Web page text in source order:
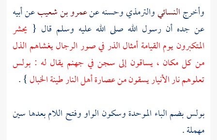
وأخرجالنسائيوالترمذيوحسنه عنعمرو بن شعيبعن أبيه
عن جده أن رسول الله صلى الله عليه وسلم قال { يحشر
المتكبرون يوم القيامة أمثال الذر في صور الرجال يغشاهم الذل
من كل مكان ، يساقون إلى سجن في جهنم يقال له : بولس
تعلوهم نار الأنيار يسقون من عصارة أهل النار طينة الخبال} .
بولس بضم الباء الموحدة وسكون الواو وفتح اللام بعدها سين
مهملة .